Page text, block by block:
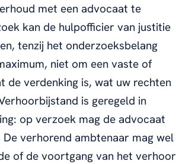
met een advocaat te
kan de hulpofficier van justitie
tenzij het onderzoeksbelang
niet om een vaste of
de verdenking is, wat uw rechten
is geregeld in
op verzoek mag de advocaat
verhorend ambtenaar mag wel
of de voortgang van het verhoor